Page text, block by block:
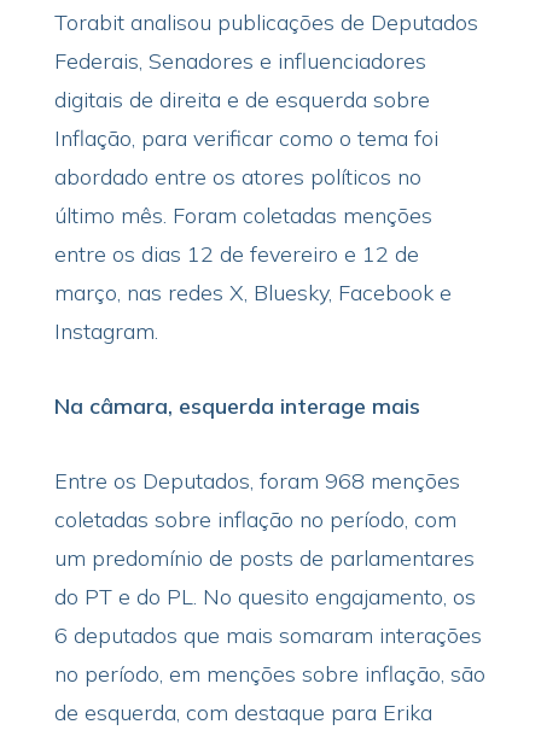
Torabit analisou publicações de Deputados
Federais, Senadores e influenciadores
digitais de direita e de esquerda sobre
Inflação, para verificar como o tema foi
abordado entre os atores políticos no
último mês. Foram coletadas menções
entre os dias 12 de fevereiro e 12 de
março, nas redes X, Bluesky, Facebook e
Instagram.
Na câmara, esquerda interage mais
Entre os Deputados, foram 968 menções
coletadas sobre inflação no período, com
um predomínio de posts de parlamentares
do PT e do PL. No quesito engajamento, os
6 deputados que mais somaram interações
no período, em menções sobre inflação, são
de esquerda, com destaque para Erika